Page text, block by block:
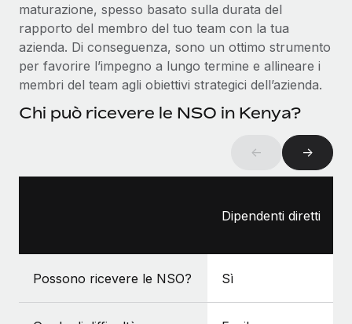
maturazione, spesso basato sulla durata del
rapporto del membro del tuo team con la tua
azienda. Di conseguenza, sono un ottimo strumento
per favorire l’impegno a lungo termine e allineare i
membri del team agli obiettivi strategici dell’azienda.
Chi può ricevere le NSO in Kenya?
← →
Dipendenti diretti
Possono ricevere le NSO? Sì